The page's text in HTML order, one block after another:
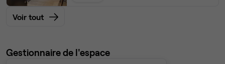
Voir tout
Gestionnaire de l'espace